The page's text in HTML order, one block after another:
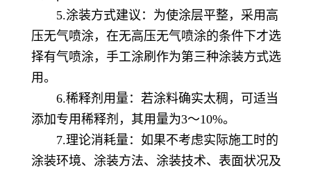
5.涂装方式建议：为使涂层平整，采用高
压无气喷涂，在无高压无气喷涂的条件下才选
择有气喷涂，手工涂刷作为第三种涂装方式选
用。
6.稀释剂用量：若涂料确实太稠，可适当
添加专用稀释剂，其用量为3～10%。
7.理论消耗量：如果不考虑实际施工时的
涂装环境、涂装方法、涂装技术、表面状况及